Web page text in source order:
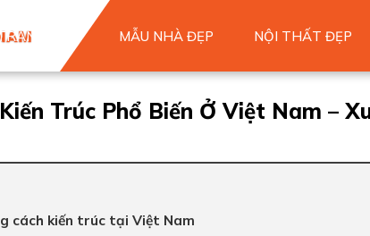
CHỦ MẪU NHÀ ĐẸP NỘI THẤT ĐẸP
Trúc Phổ Biến Ở Việt Nam –
cách kiến trúc tại Việt Nam